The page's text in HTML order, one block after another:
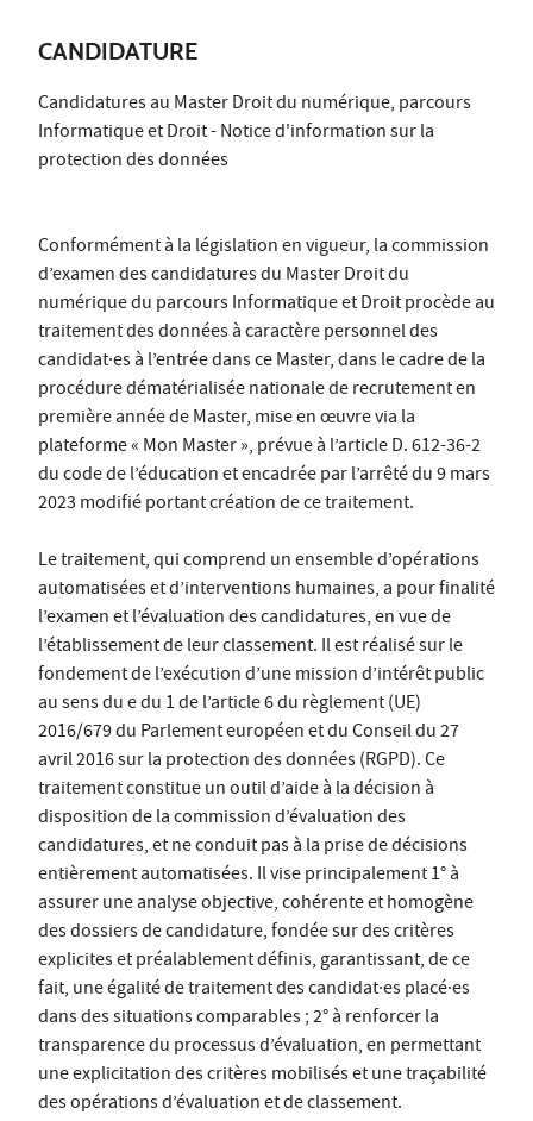
CANDIDATURE
Candidatures au Master Droit du numérique, parcours
Informatique et Droit - Notice d'information sur la
protection des données
Conformément à la législation en vigueur, la commission
d’examen des candidatures du Master Droit du
numérique du parcours Informatique et Droit procède au
traitement des données à caractère personnel des
candidat·es à l’entrée dans ce Master, dans le cadre de la
procédure dématérialisée nationale de recrutement en
première année de Master, mise en œuvre via la
plateforme « Mon Master », prévue à l’article D. 612-36-2
du code de l’éducation et encadrée par l’arrêté du 9 mars
2023 modifié portant création de ce traitement.
Le traitement, qui comprend un ensemble d’opérations
automatisées et d’interventions humaines, a pour finalité
l’examen et l’évaluation des candidatures, en vue de
l’établissement de leur classement. Il est réalisé sur le
fondement de l’exécution d’une mission d’intérêt public
au sens du e du 1 de l’article 6 du règlement (UE)
2016/679 du Parlement européen et du Conseil du 27
avril 2016 sur la protection des données (RGPD). Ce
traitement constitue un outil d’aide à la décision à
disposition de la commission d’évaluation des
candidatures, et ne conduit pas à la prise de décisions
entièrement automatisées. Il vise principalement 1° à
assurer une analyse objective, cohérente et homogène
des dossiers de candidature, fondée sur des critères
explicites et préalablement définis, garantissant, de ce
fait, une égalité de traitement des candidat·es placé·es
dans des situations comparables ; 2° à renforcer la
transparence du processus d’évaluation, en permettant
une explicitation des critères mobilisés et une traçabilité
des opérations d’évaluation et de classement.